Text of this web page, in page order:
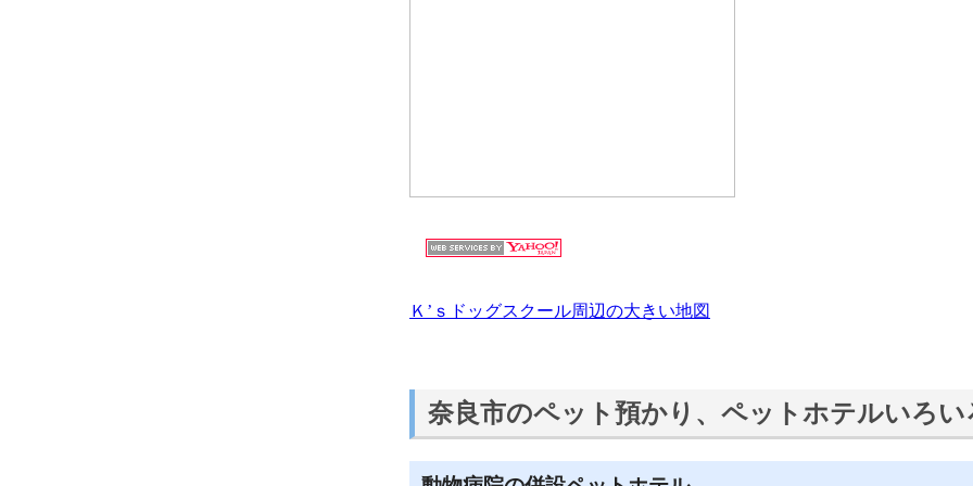
Ｋ’ｓドッグスクール周辺の大きい地図
奈良市のペット預かり、ペットホテルいろい